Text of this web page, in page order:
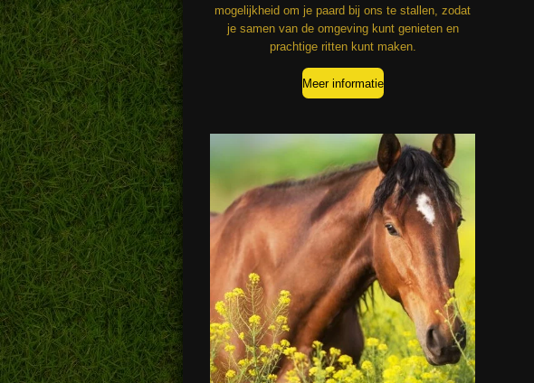
mogelijkheid om je paard bij ons te stallen, zodat
je samen van de omgeving kunt genieten en
prachtige ritten kunt maken.
Meer informatie